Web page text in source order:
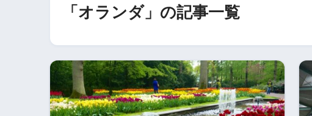
「オランダ」の記事一覧